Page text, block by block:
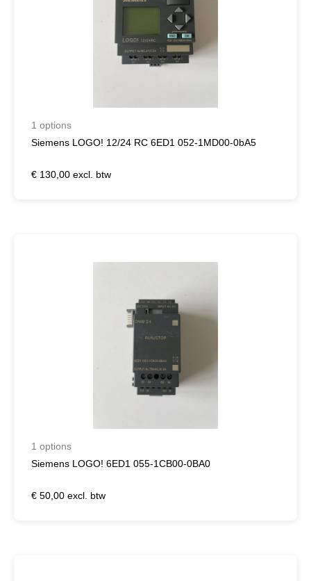
1 options
Siemens LOGO! 12/24 RC 6ED1 052-1MD00-0bA5
€ 130,00 excl. btw
1 options
Siemens LOGO! 6ED1 055-1CB00-0BA0
€ 50,00 excl. btw